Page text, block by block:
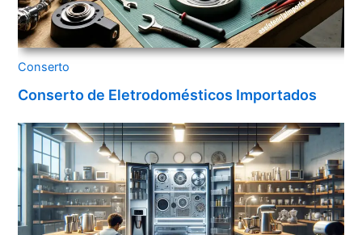
Conserto
Conserto de Eletrodomésticos Importados